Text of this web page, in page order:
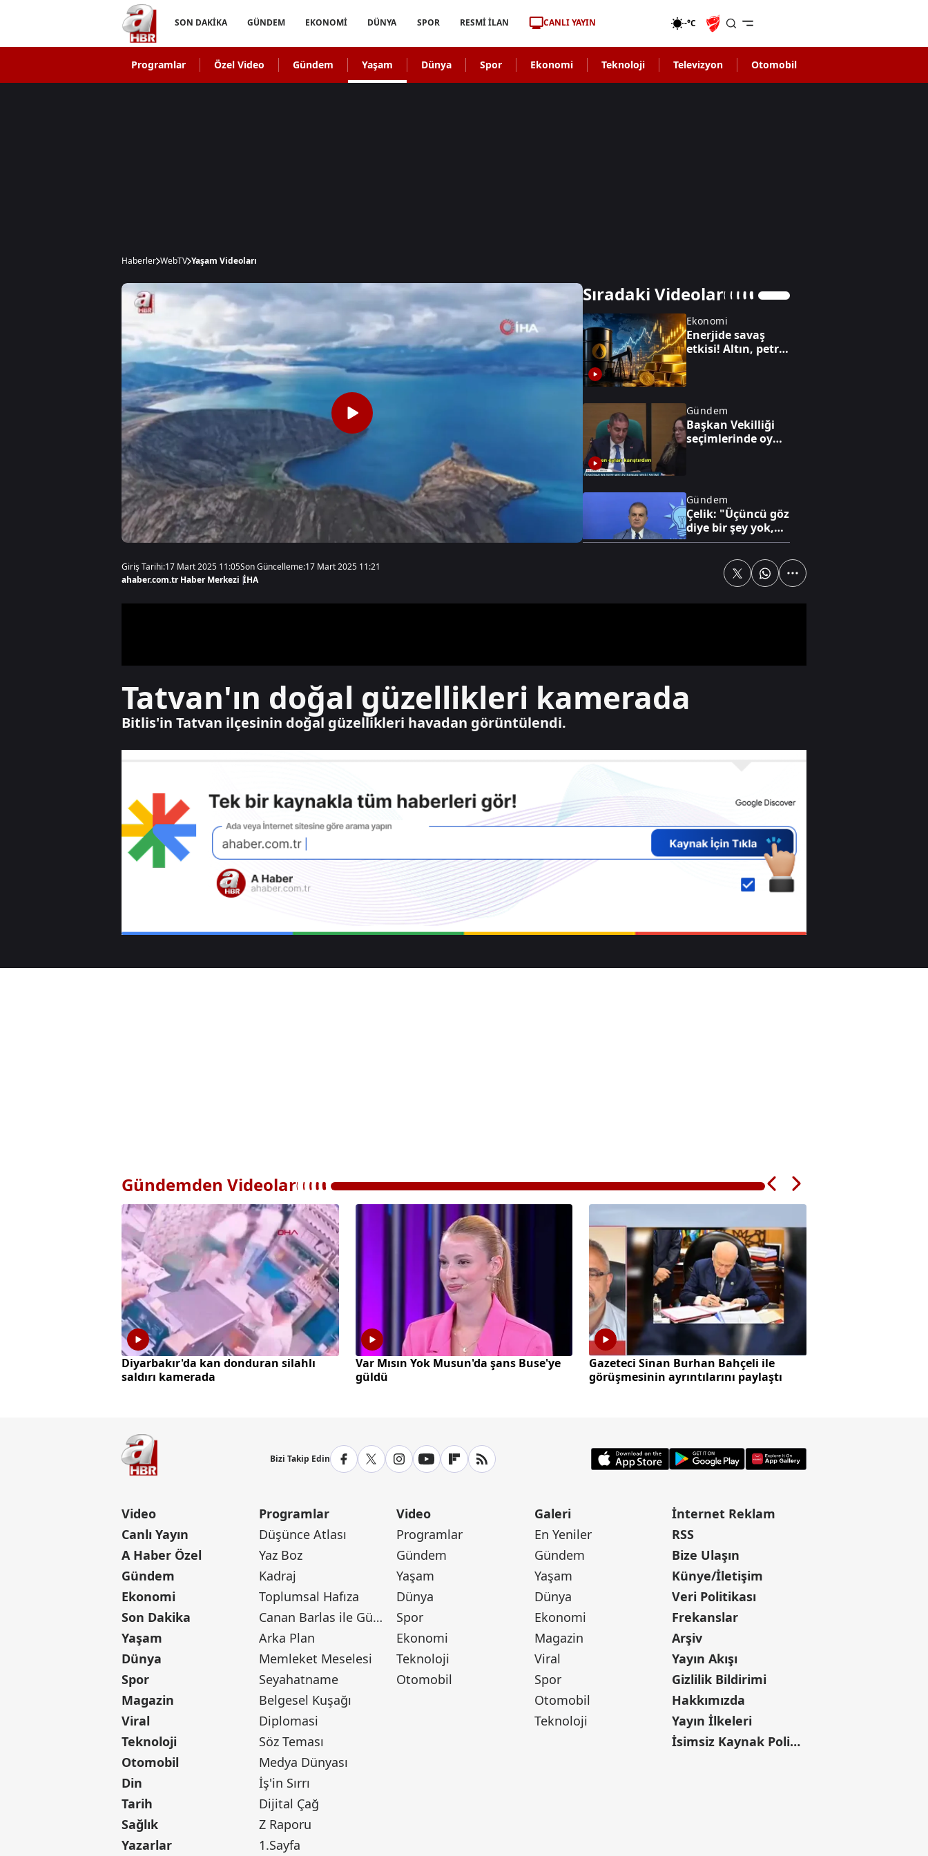
SON DAKİKA GÜNDEM EKONOMİ DÜNYA SPOR RESMİ İLAN CANLI YAYIN -°C
Programlar Özel Video Gündem Yaşam Dünya Spor Ekonomi Teknoloji Televizyon Otomobil
Haberler WebTV Yaşam Videoları
Sıradaki Videolar
Ekonomi
Enerjide savaş
etkisi! Altın, petrol
Gündem
Başkan Vekilliği
seçimlerinde oy
Gündem
Çelik: "Üçüncü göz
diye bir şey yok,
sadece milli göz
FETÖ'nün kritik
Alman
komutandan
nükleer kış
Salah Trabzon'da
Giriş Tarihi:17 Mart 2025 11:05Son Güncelleme:17 Mart 2025 11:21
ahaber.com.tr Haber Merkezi |İHA
Tatvan'ın doğal güzellikleri kamerada
Bitlis'in Tatvan ilçesinin doğal güzellikleri havadan görüntülendi.
Gündemden Videolar
Diyarbakır'da kan donduran silahlı
saldırı kamerada
Var Mısın Yok Musun'da şans Buse'ye
güldü
Gazeteci Sinan Burhan Bahçeli ile
görüşmesinin ayrıntılarını paylaştı
Bizi Takip Edin
Video
Canlı Yayın
A Haber Özel
Gündem
Ekonomi
Son Dakika
Yaşam
Dünya
Spor
Magazin
Viral
Teknoloji
Otomobil
Din
Tarih
Sağlık
Yazarlar
Programlar
Düşünce Atlası
Yaz Boz
Kadraj
Toplumsal Hafıza
Canan Barlas ile Gündem
Arka Plan
Memleket Meselesi
Seyahatname
Belgesel Kuşağı
Diplomasi
Söz Teması
Medya Dünyası
İş'in Sırrı
Dijital Çağ
Z Raporu
1.Sayfa
Video
Programlar
Gündem
Yaşam
Dünya
Spor
Ekonomi
Teknoloji
Otomobil
Galeri
En Yeniler
Gündem
Yaşam
Dünya
Ekonomi
Magazin
Viral
Spor
Otomobil
Teknoloji
İnternet Reklam
RSS
Bize Ulaşın
Künye/İletişim
Veri Politikası
Frekanslar
Arşiv
Yayın Akışı
Gizlilik Bildirimi
Hakkımızda
Yayın İlkeleri
İsimsiz Kaynak Politikası